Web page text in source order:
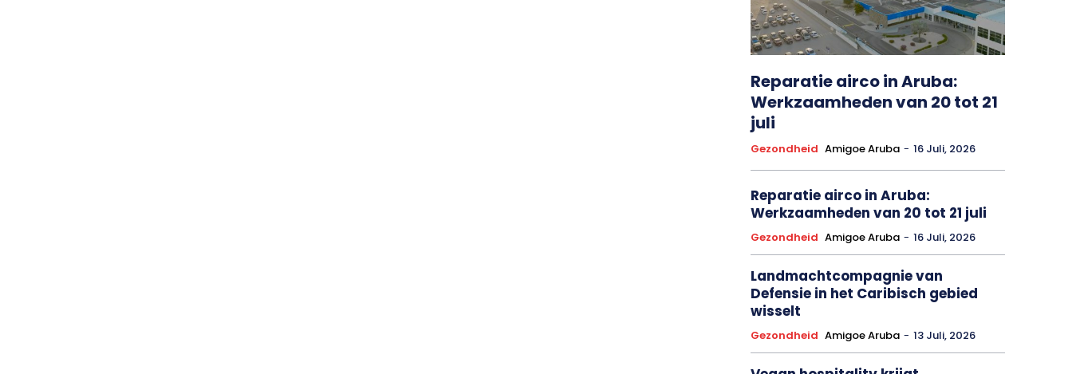
Reparatie airco in Aruba:
Werkzaamheden van 20 tot 21
juli
Gezondheid Amigoe Aruba - 16 Juli, 2026
Reparatie airco in Aruba:
Werkzaamheden van 20 tot 21 juli
Gezondheid Amigoe Aruba - 16 Juli, 2026
Landmachtcompagnie van
Defensie in het Caribisch gebied
wisselt
Gezondheid Amigoe Aruba - 13 Juli, 2026